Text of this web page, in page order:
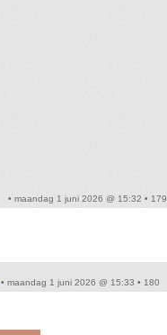
• maandag 1 juni 2026 @ 15:32 • 179
• maandag 1 juni 2026 @ 15:33 • 180